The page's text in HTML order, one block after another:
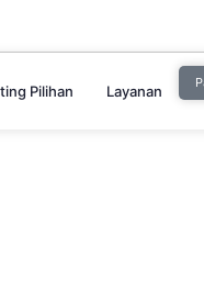
Pilihan Layanan